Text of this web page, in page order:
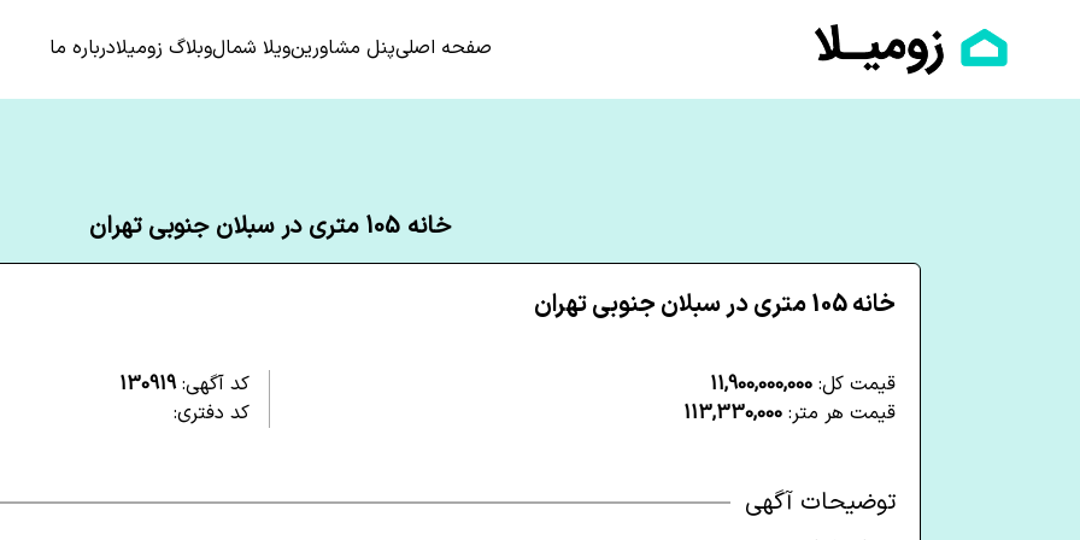
صفحه اصلیپنل مشاورینویلا شمالوبلاگ زومیلادرباره ما
خانه 105 متری در سبلان جنوبی تهران
خانه 105 متری در سبلان جنوبی تهران
قیمت کل: 11,900,000,000
قیمت هر متر: 113,330,000
کد آگهی:130919
کد دفتری:
توضیحات آگهی